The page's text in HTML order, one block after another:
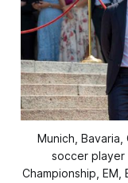
Munich, Bavaria,
soccer player
Championship,